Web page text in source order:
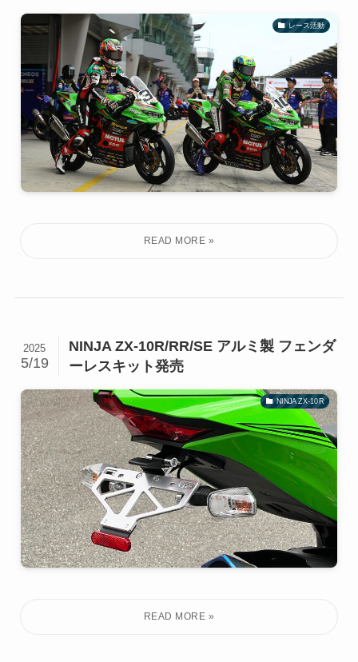
レース活動
NINJA ZX-10R/RR/SE アルミ製 フェンダ
ーレスキット発売
2025
5/19
NINJA ZX-10R